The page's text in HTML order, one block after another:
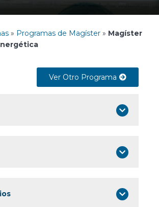
» Programas de Magíster » Magíster
Ver Otro Programa